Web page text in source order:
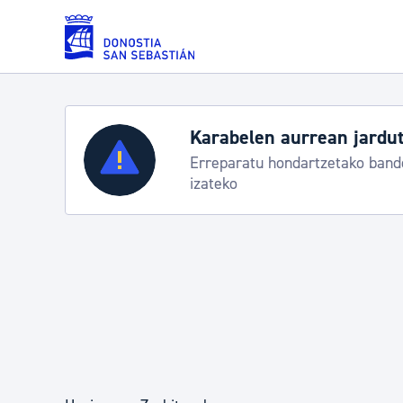
Eduki nagusira joan
Zerbitzuak
Errolda eta gai pertsonalak
aurrean jarduteko protokoloa
hondartzetako banderei egoeraren berri